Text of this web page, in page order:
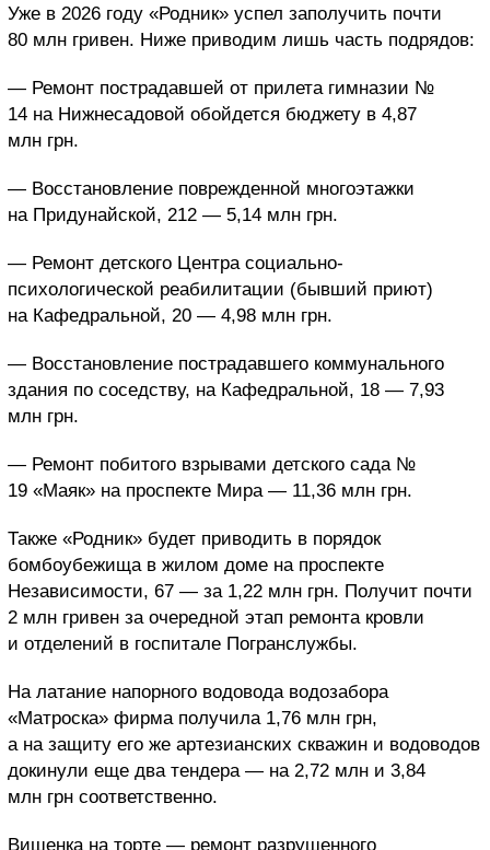
Уже в 2026 году «Родник» успел заполучить почти
80 млн гривен. Ниже приводим лишь часть подрядов:
— Ремонт пострадавшей от прилета гимназии №
14 на Нижнесадовой обойдется бюджету в 4,87
млн грн.
— Восстановление поврежденной многоэтажки
на Придунайской, 212 — 5,14 млн грн.
— Ремонт детского Центра социально-
психологической реабилитации (бывший приют)
на Кафедральной, 20 — 4,98 млн грн.
— Восстановление пострадавшего коммунального
здания по соседству, на Кафедральной, 18 — 7,93
млн грн.
— Ремонт побитого взрывами детского сада №
19 «Маяк» на проспекте Мира — 11,36 млн грн.
Также «Родник» будет приводить в порядок
бомбоубежища в жилом доме на проспекте
Независимости, 67 — за 1,22 млн грн. Получит почти
2 млн гривен за очередной этап ремонта кровли
и отделений в госпитале Погранслужбы.
На латание напорного водовода водозабора
«Матроска» фирма получила 1,76 млн грн,
а на защиту его же артезианских скважин и водоводов
докинули еще два тендера — на 2,72 млн и 3,84
млн грн соответственно.
Вишенка на торте — ремонт разрушенного